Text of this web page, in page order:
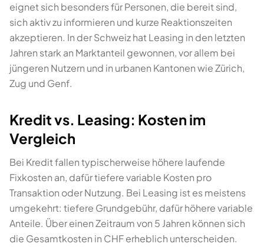
eignet sich besonders für Personen, die bereit sind,
sich aktiv zu informieren und kurze Reaktionszeiten
akzeptieren. In der Schweiz hat Leasing in den letzten
Jahren stark an Marktanteil gewonnen, vor allem bei
jüngeren Nutzern und in urbanen Kantonen wie Zürich,
Zug und Genf.
Kredit vs. Leasing: Kosten im
Vergleich
Bei Kredit fallen typischerweise höhere laufende
Fixkosten an, dafür tiefere variable Kosten pro
Transaktion oder Nutzung. Bei Leasing ist es meistens
umgekehrt: tiefere Grundgebühr, dafür höhere variable
Anteile. Über einen Zeitraum von 5 Jahren können sich
die Gesamtkosten in CHF erheblich unterscheiden.